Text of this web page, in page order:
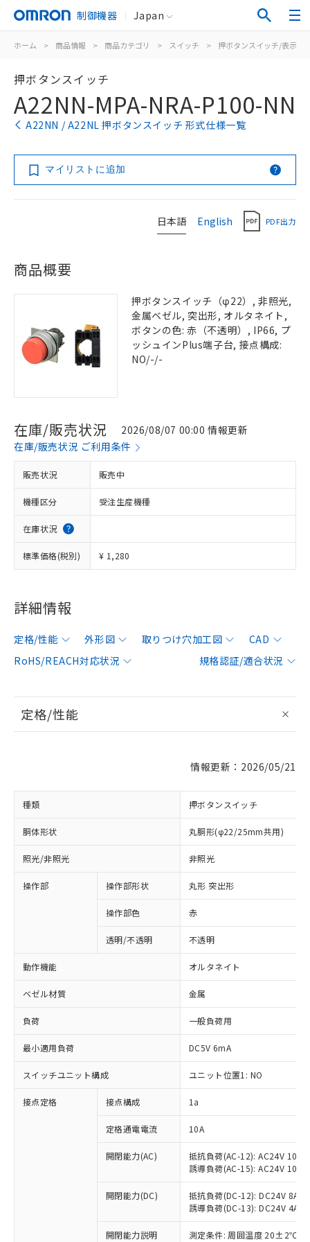
制御機器 Japan
ホーム > 商品情報 > 商品カテゴリ > スイッチ > 押ボタンスイッチ/表示灯
押ボタンスイッチ
A22NN-MPA-NRA-P100-NN
A22NN / A22NL 押ボタンスイッチ 形式仕様一覧
マイリストに追加
日本語 English PDF出力
商品概要
押ボタンスイッチ（φ22）, 非照光,
金属ベゼル, 突出形, オルタネイト,
ボタンの色: 赤（不透明）, IP66, プ
ッシュインPlus端子台, 接点構成:
NO/-/-
在庫/販売状況
2026/08/07 00:00 情報更新
在庫/販売状況 ご利用条件
販売状況 販売中
機種区分 受注生産機種
在庫状況
標準価格(税別) ¥ 1,280
詳細情報
定格/性能 外形図 取りつけ穴加工図
CAD
RoHS/REACH対応状況
規格認証/適合状況
定格/性能
情報更新：2026/05/21
種類 押ボタンスイッチ
胴体形状 丸胴形(φ22/25mm共用)
照光/非照光 非照光
操作部 操作部形状 丸形 突出形
操作部色 赤
透明/不透明 不透明
動作機能 オルタネイト
ベゼル材質 金属
負荷 一般負荷用
最小適用負荷 DC5V 6mA
スイッチユニット構成 ユニット位置1: NO
接点定格 接点構成 1a
定格通電電流 10A
開閉能力(AC)
抵抗負荷(AC-12): AC24V 10A/
誘導負荷(AC-15): AC24V
開閉能力(DC)
抵抗負荷(DC-12): DC24V 8A/
誘導負荷(DC-13): DC24V 4A/
開閉能力説明 測定条件: 周囲温度 20±2℃、
※1 対応状況
対応済み：EU RoHS指令（10物質）の
非含有に対応した製品が提供可能な商品で
対応予定：EU RoHS指令（10物質）の非含
有に対応した製品に切り替える予定のある